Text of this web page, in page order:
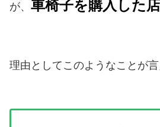
が、 車椅子を購入した
理由としてこのようなことが言